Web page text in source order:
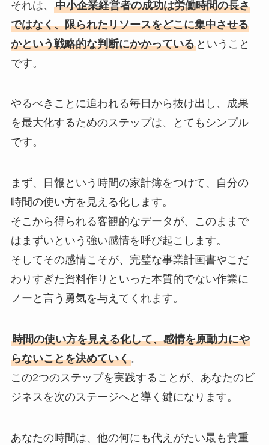
それは、 中小企業経営者の成功は労働時間の長さ
ではなく、限られたリソースをどこに集中させる
かという戦略的な判断にかかっているということ
です。
やるべきことに追われる毎日から抜け出し、成果
を最大化するためのステップは、とてもシンプル
です。
まず、日報という時間の家計簿をつけて、自分の
時間の使い方を見える化します。
そこから得られる客観的なデータが、このままで
はまずいという強い感情を呼び起こします。
そしてその感情こそが、完璧な事業計画書やこだ
わりすぎた資料作りといった本質的でない作業に
ノーと言う勇気を与えてくれます。
時間の使い方を見える化して、感情を原動力にや
らないことを決めていく。
この2つのステップを実践することが、あなたのビ
ジネスを次のステージへと導く鍵になります。
あなたの時間は、他の何にも代えがたい最も貴重